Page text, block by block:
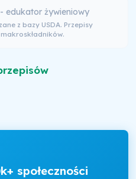
- edukator żywieniowy
z bazy USDA. Przepisy
społeczności